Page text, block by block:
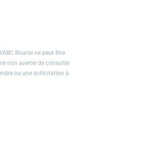
Bourse ne peut être
non avertie de consulter
ou une sollicitation à